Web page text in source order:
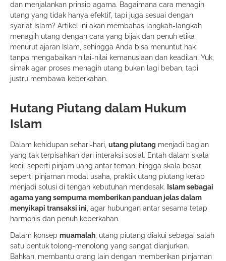
dan menjalankan prinsip agama. Bagaimana cara menagih
utang yang tidak hanya efektif, tapi juga sesuai dengan
syariat Islam? Artikel ini akan membahas langkah-langkah
menagih utang dengan cara yang bijak dan penuh etika
menurut ajaran Islam, sehingga Anda bisa menuntut hak
tanpa mengabaikan nilai-nilai kemanusiaan dan keadilan. Yuk,
simak agar proses menagih utang bukan lagi beban, tapi
justru membawa keberkahan.
Hutang Piutang dalam Hukum
Islam
Dalam kehidupan sehari-hari, utang piutang menjadi bagian
yang tak terpisahkan dari interaksi sosial. Entah dalam skala
kecil seperti pinjam uang antar teman, hingga skala besar
seperti pinjaman modal usaha, praktik utang piutang kerap
menjadi solusi di tengah kebutuhan mendesak. Islam sebagai
agama yang sempurna memberikan panduan jelas dalam
menyikapi transaksi ini , agar hubungan antar sesama tetap
harmonis dan penuh keberkahan.
Dalam konsep muamalah , utang piutang diakui sebagai salah
satu bentuk tolong-menolong yang sangat dianjurkan.
Bahkan, membantu orang lain dengan memberikan pinjaman